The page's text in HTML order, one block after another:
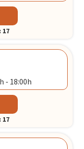
- 14:00h
2, 1r BARCELONA
- 18:00h
18:00h
2, 1r BARCELONA